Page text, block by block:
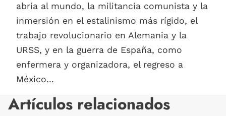
abría al mundo, la militancia comunista y la
inmersión en el estalinismo más rígido, el
trabajo revolucionario en Alemania y la
URSS, y en la guerra de España, como
enfermera y organizadora, el regreso a
México...
Artículos relacionados